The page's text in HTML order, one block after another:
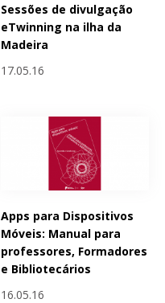
Sessões de divulgação
eTwinning na ilha da
Madeira
17.05.16
Apps para Dispositivos
Móveis: Manual para
professores, Formadores
e Bibliotecários
16.05.16